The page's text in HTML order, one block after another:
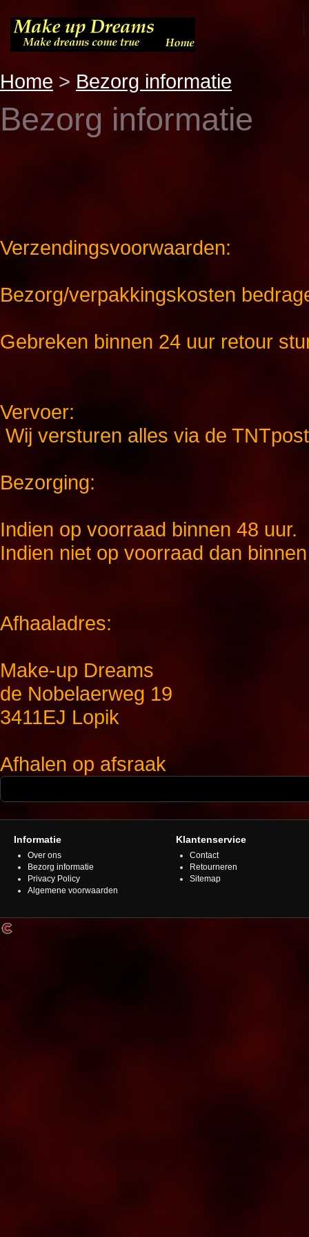
Home > Bezorg informatie
Bezorg informatie
Verzendingsvoorwaarden:
Bezorg/verpakkingskosten
Gebreken binnen 24 uur retour
Vervoer:
Wij versturen alles via de TNTpost
Bezorging:
Indien op voorraad binnen 48 uur.
Indien niet op voorraad dan
Afhaaladres:
Make-up Dreams
de Nobelaerweg 19
3411EJ Lopik
Afhalen op afsraak
Informatie
Over ons
Bezorg informatie
Privacy Policy
Algemene voorwaarden
Klantenservice
Contact
Retourneren
Sitemap